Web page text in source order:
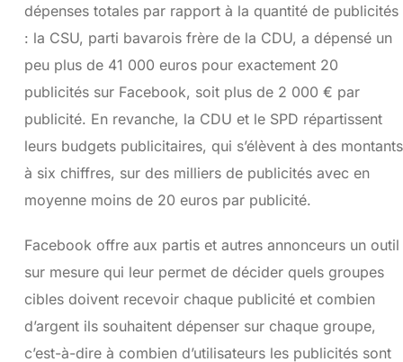
dépenses totales par rapport à la quantité de publicités
: la CSU, parti bavarois frère de la CDU, a dépensé un
peu plus de 41 000 euros pour exactement 20
publicités sur Facebook, soit plus de 2 000 € par
publicité. En revanche, la CDU et le SPD répartissent
leurs budgets publicitaires, qui s’élèvent à des montants
à six chiffres, sur des milliers de publicités avec en
moyenne moins de 20 euros par publicité.
Facebook offre aux partis et autres annonceurs un outil
sur mesure qui leur permet de décider quels groupes
cibles doivent recevoir chaque publicité et combien
d’argent ils souhaitent dépenser sur chaque groupe,
c’est-à-dire à combien d’utilisateurs les publicités sont